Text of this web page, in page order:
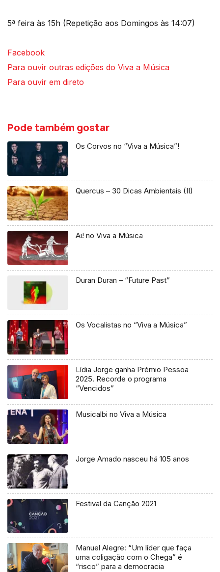
5ª feira às 15h (Repetição aos Domingos às 14:07)
Facebook
Para ouvir outras edições do Viva a Música
Para ouvir em direto
Pode também gostar
Os Corvos no “Viva a Música”!
Quercus – 30 Dicas Ambientais (II)
Ai! no Viva a Música
Duran Duran – “Future Past”
Os Vocalistas no “Viva a Música”
Lídia Jorge ganha Prémio Pessoa
2025. Recorde o programa
“Vencidos”
Musicalbi no Viva a Música
Jorge Amado nasceu há 105 anos
Festival da Canção 2021
Manuel Alegre: “Um líder que faça
uma coligação com o Chega” é
“risco” para a democracia